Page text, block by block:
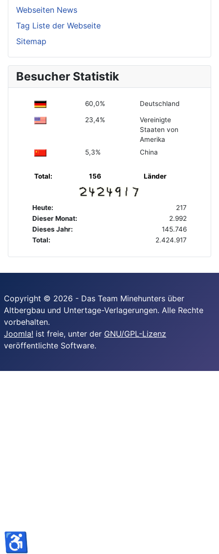
Webseiten News
Tag Liste der Webseite
Sitemap
Besucher Statistik
60,0% Deutschland
23,4%
Vereinigte
Staaten von
Amerika
5,3%
China
Total: 156 Länder
Heute:
217
Dieser Monat:
2.992
Dieses Jahr:
145.746
Total:
2.424.917
Copyright © 2026 - Das Team Minehunters über
Altbergbau und Untertage-Verlagerungen. Alle Rechte
vorbehalten.
Joomla! ist freie, unter der GNU/GPL-Lizenz
veröffentlichte Software.